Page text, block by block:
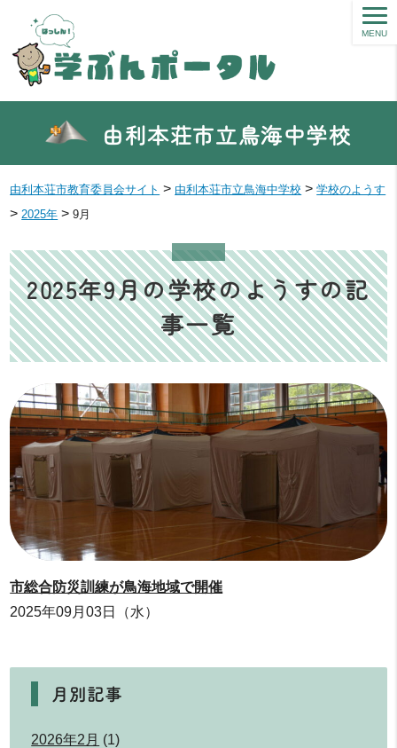
由利本荘市立鳥海中学校
MENU
由利本荘市教育委員会サイト > 由利本荘市立鳥海中学校 >学校のようす
> 2025年 >9月
2025年9月の学校のようすの記
事一覧
市総合防災訓練が鳥海地域で開催
2025年09月03日（水）
月別記事
2026年2月 (1)